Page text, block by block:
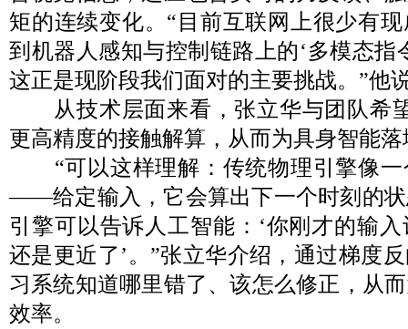
矩的连续变化。“目前互联网上很少有
到机器人感知与控制链路上的‘多模态
这正是现阶段我们面对的主要挑战。”他
从技术层面来看，张立华与团队希望
更高精度的接触解算，从而为具身智能
“可以这样理解：传统物理引擎像一
——给定输入，它会算出下一个时刻的
引擎可以告诉人工智能：‘你刚才的输
还是更近了’。”张立华介绍，通过梯度
习系统知道哪里错了、该怎么修正，从
效率。